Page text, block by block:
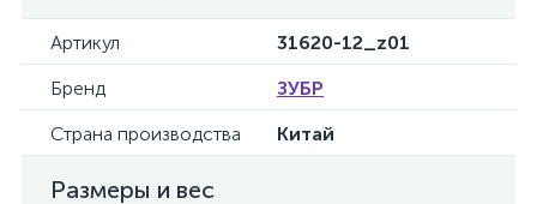
Артикул
31620-12_z01
Бренд
ЗУБР
Страна производства
Китай
Размеры и вес